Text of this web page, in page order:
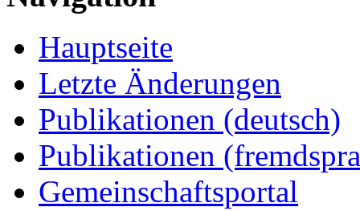
Hauptseite
Letzte Änderungen
Publikationen (deutsch)
Publikationen
Gemeinschaftsportal